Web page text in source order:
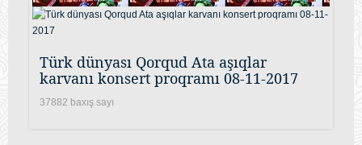
Türk dünyası Qorqud Ata aşıqlar
karvanı konsert proqramı 08-11-2017
37882 baxış sayı